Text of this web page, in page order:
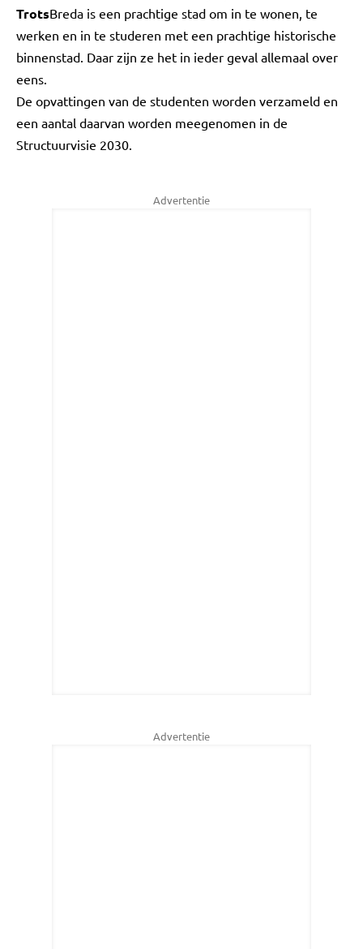
TrotsBreda is een prachtige stad om in te wonen, te
werken en in te studeren met een prachtige historische
binnenstad. Daar zijn ze het in ieder geval allemaal over
eens.
De opvattingen van de studenten worden verzameld en
een aantal daarvan worden meegenomen in de
Structuurvisie 2030.
Advertentie
Advertentie